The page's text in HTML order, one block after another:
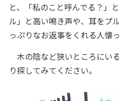
と、「私のこと呼んでる？」
ル」と高い鳴き声や、耳をプ
っぷりなお返事をくれる人懐
木の陰など狭いところにい
り探してみてください。